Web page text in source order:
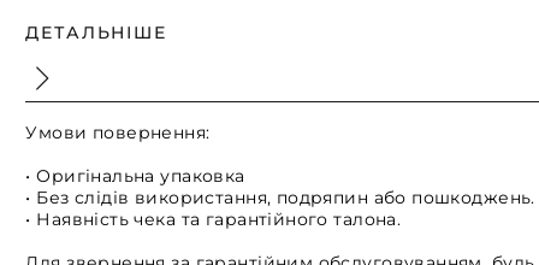
ДЕТАЛЬНІШЕ
Умови повернення:
• Оригінальна упаковка
• Без слідів використання, подряпин або пошкоджень.
• Наявність чека та гарантійного талона.